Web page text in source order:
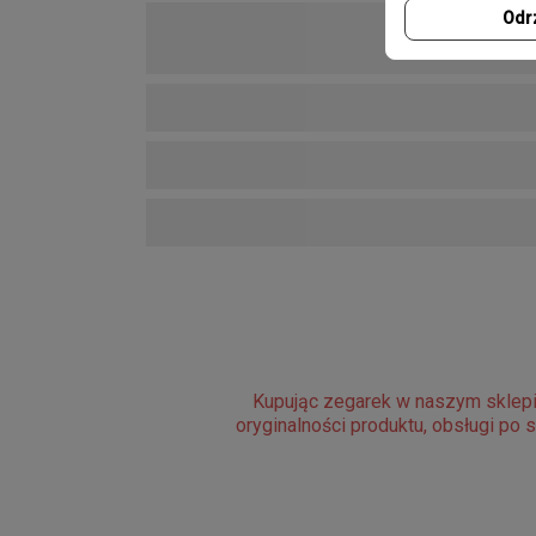
Kupując zegarek w naszym
oryginalności produktu, obsługi po